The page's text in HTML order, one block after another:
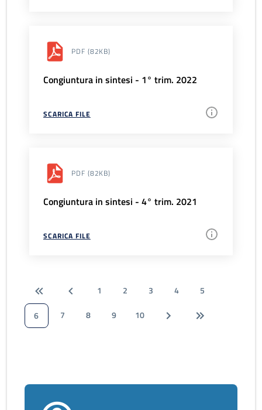
PDF (82KB)
Congiuntura in sintesi - 1° trim. 2022
SCARICA FILE
PDF (82KB)
Congiuntura in sintesi - 4° trim. 2021
SCARICA FILE
1 2 3 4
5
6
7 8 9 10